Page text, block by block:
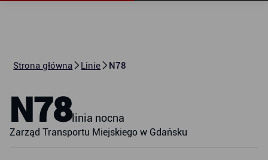
Strona główna Linie N78
N78linia nocna
Zarząd Transportu Miejskiego w Gdańsku